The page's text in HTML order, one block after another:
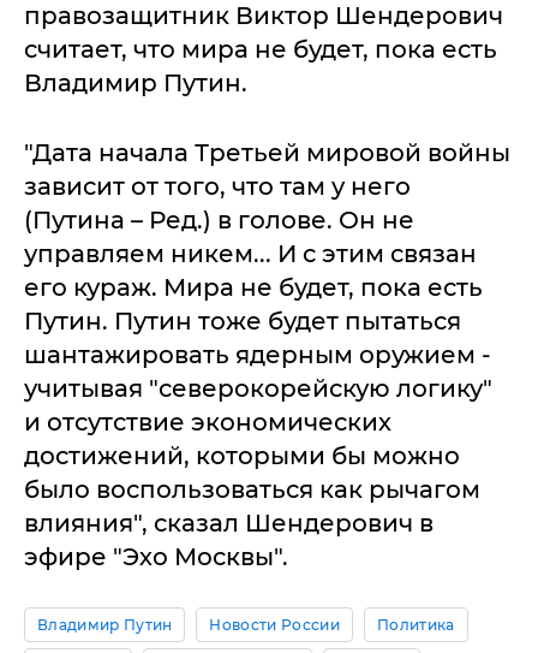
правозащитник Виктор Шендерович
считает, что мира не будет, пока есть
Владимир Путин.
"Дата начала Третьей мировой войны
зависит от того, что там у него
(Путина – Ред.) в голове. Он не
управляем никем... И с этим связан
его кураж. Мира не будет, пока есть
Путин. Путин тоже будет пытаться
шантажировать ядерным оружием -
учитывая "северокорейскую логику"
и отсутствие экономических
достижений, которыми бы можно
было воспользоваться как рычагом
влияния", сказал Шендерович в
эфире "Эхо Москвы".
Владимир Путин Новости России Политика